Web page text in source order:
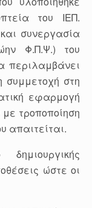
του ΙΕΠ.
συνεργασία
Φ.Π.Ψ.) του
περιλαμβάνει
συμμετοχή στη
εφαρμογή
τροποποίηση
απαιτείται.
ώστε οι